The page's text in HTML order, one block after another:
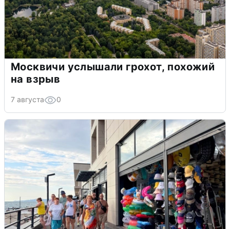
Москвичи услышали грохот, похожий
на взрыв
7 августа 0